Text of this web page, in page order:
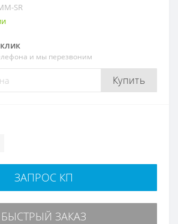
SR
и мы перезвоним
Купить
ЗАПРОС КП
БЫСТРЫЙ ЗАКАЗ